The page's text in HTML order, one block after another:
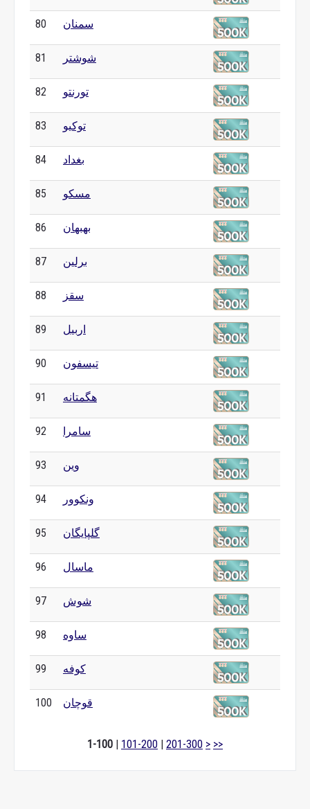
80 سمنان
81 شوشتر
82 تورنتو
83 توکیو
84 بغداد
85 مسکو
86 بهبهان
87 برلین
88 سقز
89 اربیل
90 تیسفون
91 هگمتانه
92 سامرا
93 وین
94 ونکوور
95 گلپایگان
96 ماسال
97 شوش
98 ساوه
99 کوفه
100 قوچان
1-100 | 101-200 | 201-300 > >>